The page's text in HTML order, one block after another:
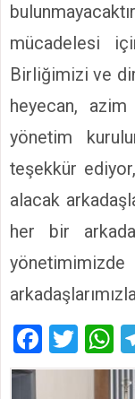
mücadelesi
Birliğimizi ve
heyecan,
yönetim
teşekkür
alacak
her bir